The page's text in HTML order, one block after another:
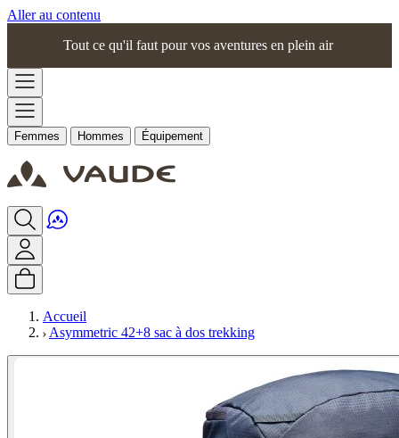
Aller au contenu
Tout ce qu'il faut pour vos aventures en plein air
Femmes Hommes Équipement
Accueil
Asymmetric 42+8 sac à dos trekking